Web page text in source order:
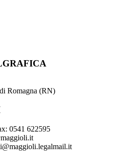
Romagna (RN)
0541 622595